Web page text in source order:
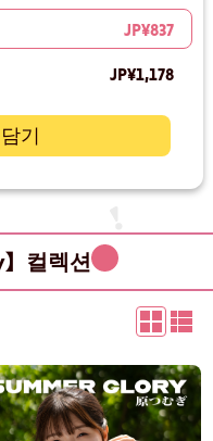
JP¥837
JP¥1,178
기
】컬렉션